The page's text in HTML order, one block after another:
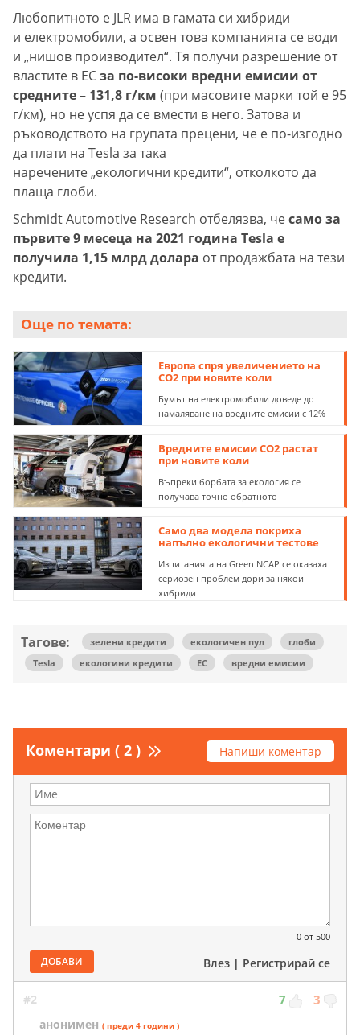
Любопитното е JLR има в гамата си хибриди
и електромобили, а освен това компанията се води
и „нишов производител“. Тя получи разрешение от
властите в ЕСза по-високи вредни емисии от
средните – 131,8 г/км (при масовите марки той е 95
г/км), но не успя да се вмести в него. Затова и
ръководството на групата прецени, че е по-изгодно
да плати на Tesla за така
наречените „екологични кредити“, отколкото да
плаща глоби.
Schmidt Automotive Research отбелязва, чесамо за
първите 9 месеца на 2021 година Tesla е
получила 1,15 млрд долара от продажбата на тези
кредити.
Още по темата:
Европа спря увеличението на
СО2 при новите коли
Бумът на електромобили доведе до
намаляване на вредните емисии с 12%
Вредните емисии СО2 растат
при новите коли
Въпреки борбата за екология се
получава точно обратното
Само два модела покриха
напълно екологични тестове
Изпитанията на Green NCAP се оказаха
сериозен проблем дори за някои
хибриди
Тагове: зелени кредити екологичен пул
глоби
Tesla
екологини кредити ЕС вредни емисии
Коментари ( 2 ) Напиши коментар
0 от 500
ДОБАВИ Влез | Регистрирай се
#2 7 3
анонимен ( преди 4 години )